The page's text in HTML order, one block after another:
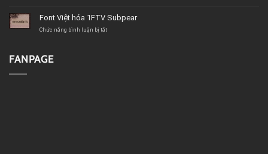
hóa
1FTV
Font Việt hóa 1FTV Subpear
Chức năng bình luận bị tắtở
FANPAGE